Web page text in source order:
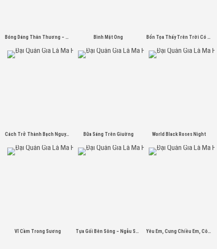
Bóng Dáng Thân Thương – Vân Tân Bình Mật Ong Bổn Tọa Thấy Trên Trời Có Con Chim Sắt Σ( ゜- ゜)
Cách Trở Thành Bạch Nguyệt Quang Bữa Sáng Trên Giường World Black Roses Night
Vĩ Cầm Trong Sương Tựa Gối Bên Sông – Ngẫu Sổ Nguyệt Yêu Em, Cưng Chiều Em, Cô Gái Có Đôi Mắt Màu Đỏ Tươi